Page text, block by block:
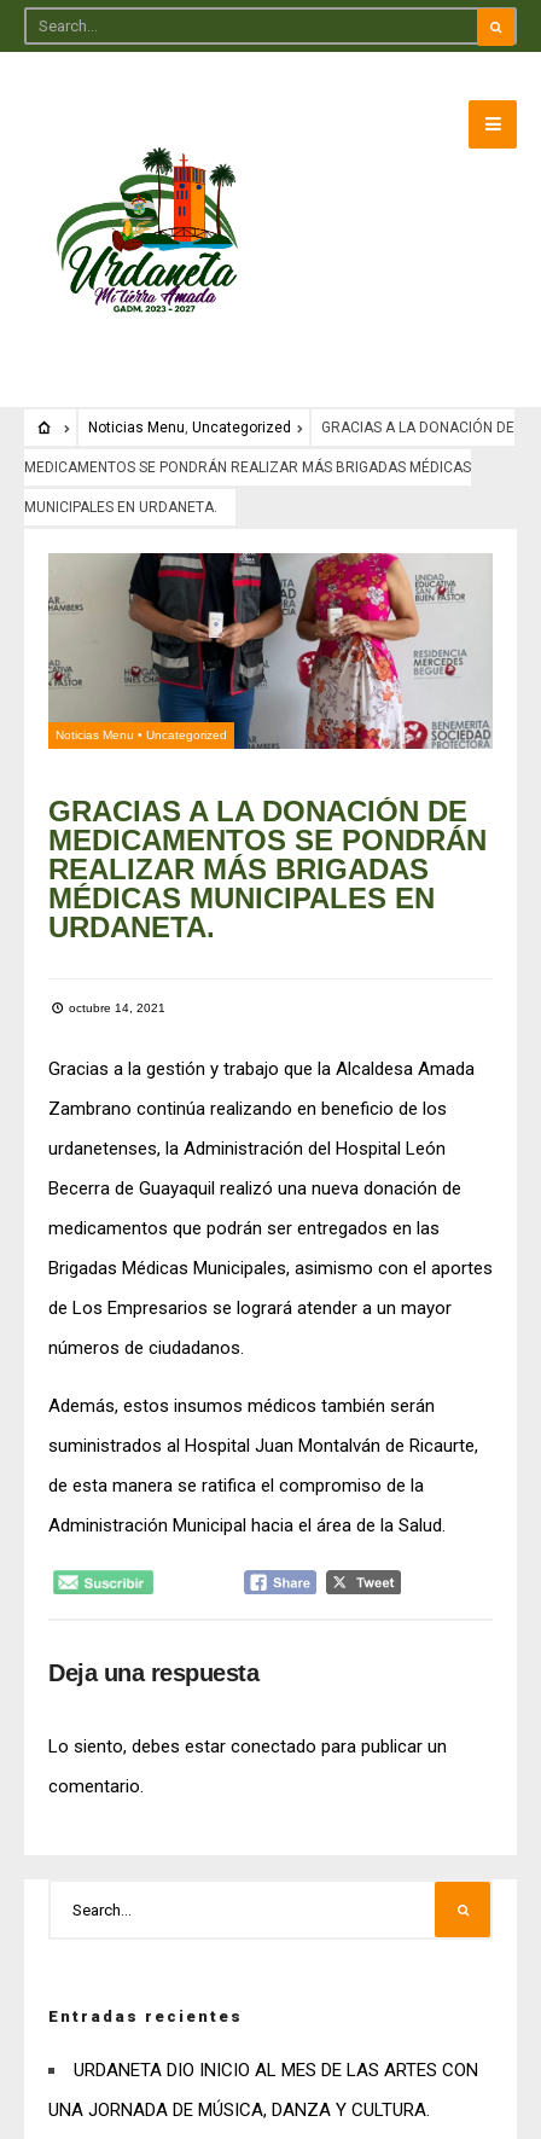
Noticias Menu, Uncategorized GRACIAS A LA DONACIÓN DE
MEDICAMENTOS SE PONDRÁN REALIZAR MÁS BRIGADAS MÉDICAS
MUNICIPALES EN URDANETA.
Noticias Menu • Uncategorized
GRACIAS A LA DONACIÓN DE
MEDICAMENTOS SE PONDRÁN
REALIZAR MÁS BRIGADAS
MÉDICAS MUNICIPALES EN
URDANETA.
octubre 14, 2021
Gracias a la gestión y trabajo que la Alcaldesa Amada
Zambrano continúa realizando en beneficio de los
urdanetenses, la Administración del Hospital León
Becerra de Guayaquil realizó una nueva donación de
medicamentos que podrán ser entregados en las
Brigadas Médicas Municipales, asimismo con el aportes
de Los Empresarios se logrará atender a un mayor
números de ciudadanos.
Además, estos insumos médicos también serán
suministrados al Hospital Juan Montalván de Ricaurte,
de esta manera se ratifica el compromiso de la
Administración Municipal hacia el área de la Salud.
Deja una respuesta
Lo siento, debes estar conectado para publicar un
comentario.
Entradas recientes
URDANETA DIO INICIO AL MES DE LAS ARTES CON
UNA JORNADA DE MÚSICA, DANZA Y CULTURA.